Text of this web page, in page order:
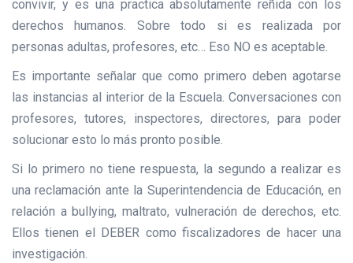
convivir, y es una practica absolutamente reñida con los
derechos humanos. Sobre todo si es realizada por
personas adultas, profesores, etc… Eso NO es aceptable.
Es importante señalar que como primero deben agotarse
las instancias al interior de la Escuela. Conversaciones con
profesores, tutores, inspectores, directores, para poder
solucionar esto lo más pronto posible.
Si lo primero no tiene respuesta, la segundo a realizar es
una reclamación ante la Superintendencia de Educación, en
relación a bullying, maltrato, vulneración de derechos, etc.
Ellos tienen el DEBER como fiscalizadores de hacer una
investigación.